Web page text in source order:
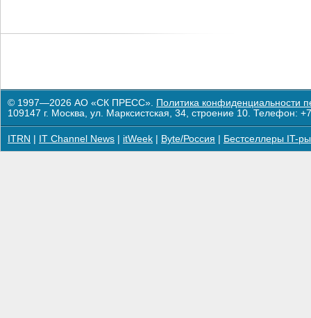
© 1997—2026 АО «СК ПРЕСС». Политика конфиденциальности
109147 г. Москва, ул. Марксистская, 34, строение 10. Телефон:
ITRN IT Channel News itWeek Byte/Россия Бестселлеры IT-